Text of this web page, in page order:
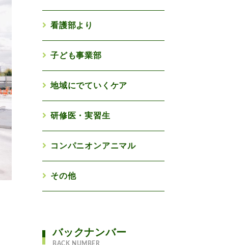
看護部より
子ども事業部
地域にでていくケア
研修医・実習生
コンパニオンアニマル
その他
バックナンバー
BACK NUMBER